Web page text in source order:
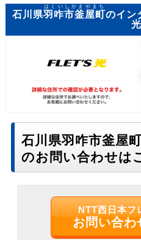
石川県羽咋市釜屋町
はくいしかまやまち
のイン
光
石川県羽咋市釜屋
のお問い合わせは
NTT西日本フ
お問い合わ